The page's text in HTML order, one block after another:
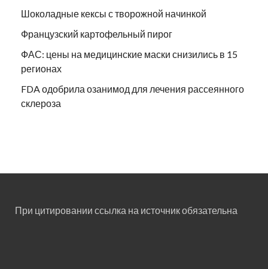
Шоколадные кексы с творожной начинкой
Французский картофельный пирог
ФАС: цены на медицинские маски снизились в 15
регионах
FDA одобрила озанимод для лечения рассеянного
склероза
При цитировании ссылка на источник обязательна